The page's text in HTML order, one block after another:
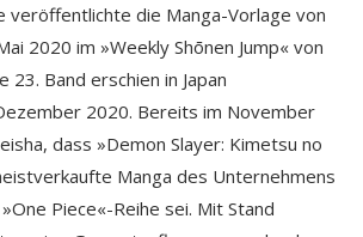
veröffentlichte die Manga-Vorlage von
2020 im »Weekly Shōnen Jump« von
23. Band erschien in Japan
2020. Bereits im November
dass »Demon Slayer: Kimetsu no
Manga des Unternehmens
Piece«-Reihe sei. Mit Stand